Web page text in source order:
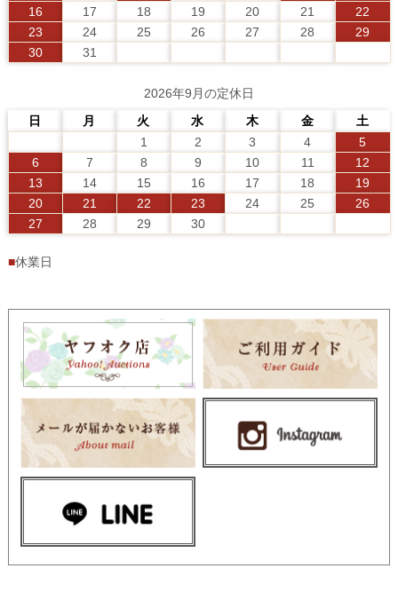
16
17 18 19 20 21
22
23
24 25 26 27 28
29
30
31
2026年9月の定休日
日
月 火 水 木 金
土
1
2 3 4
5
6
7 8 9 10 11
12
13
14 15 16 17 18
19
20
21 22 23 24 25
26
27
28 29 30
■休業日